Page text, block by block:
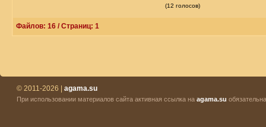
(12 голосов)
Файлов: 16 / Страниц: 1
© 2011-2026 | agama.su
При использовании материалов сайта активная ссылка на agama.su